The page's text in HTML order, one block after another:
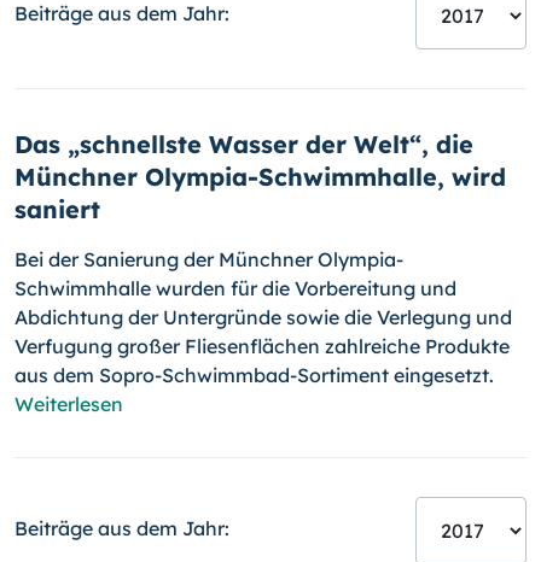
Beiträge aus dem Jahr:
Das „schnellste Wasser der Welt“, die
Münchner Olympia-Schwimmhalle, wird
saniert
Bei der Sanierung der Münchner Olympia-
Schwimmhalle wurden für die Vorbereitung und
Abdichtung der Untergründe sowie die Verlegung und
Verfugung großer Fliesenflächen zahlreiche Produkte
aus dem Sopro-Schwimmbad-Sortiment eingesetzt.
Weiterlesen
Beiträge aus dem Jahr: